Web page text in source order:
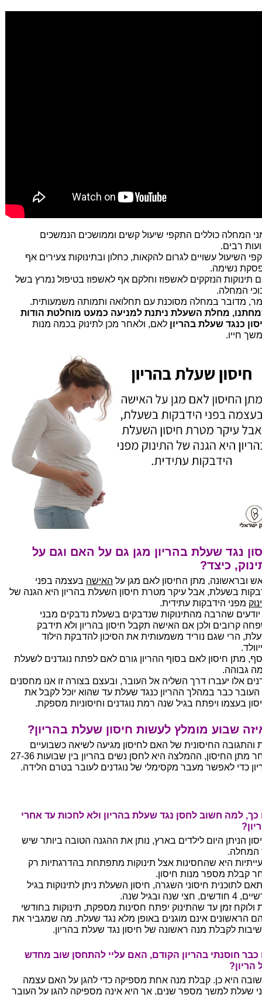
המחלה כוללים התקפי שיעול קשים וממושכים הנמשכים
רבים.
השיעול עשויים לגרום להקאות, כחלון ובתינוקות צעירים אף
נשימה.
תינוקות הנזקקים לאשפוז וחלקם אף לאשפוז בטיפול נמרץ בשל
המחלה.
מדובר במחלה מסוכנת עם תחלואה ותמותה משמעותית.
מחלת השעלת ניתנת למניעה כמעט מוחלטת הודות
כנגד שעלת בהריון לאם, ולאחר מכן לתינוק בכמה מנות
חייו.
נגד שעלת בהריון מגן גם על האם וגם על
כיצד?
ובראשונה, מתן החיסון לאם מגן על האישה בעצמה בפני
בשעלת, אבל עיקר מטרת חיסון השעלת בהריון היא הגנה של
מפני הידבקות עתידית.
יודעים שהרבה מהתינוקות שנדבקים בשעלת נדבקים מבני
קרובים ולכן אם האישה תקבל חיסון בהריון ולא תידבק
הרי שגם נוריד משמעותית את הסיכון להדבקת הילוד
מתן חיסון לאם בסוף ההריון גורם לאם לפתח נוגדנים לשעלת
גבוהה.
אלו יעברו דרך השליה אל העובר, ובעצם בצורה זו אנו מחסנים
כבר במהלך ההריון כנגד שעלת עד שהוא יוכל לקבל את
בעצמו ויפתח בגיל שנה רמת נוגדנים וחיסוניות מספקת.
שבוע מומלץ לעשות חיסון שעלת בהריון?
והתגובה החיסונית של האם לחיסון מגיעה לשיאה כשבועיים
לאחר מתן החיסון, ההמלצה היא לחסן נשים בהריון בין שבועות 27-36
כדי לאפשר מעבר מקסימלי של נוגדנים לעובר בטרם הלידה.
למה חשוב לחסן נגד שעלת בהריון ולא לחכות עד אחרי
הניתן היום לילדים בארץ, נותן את ההגנה הטובה ביותר שיש
המחלה.
היא שהחסינות אצל תינוקות מתפתחת בהדרגתיות רק
קבלת מספר מנות חיסון.
לתוכנית חיסוני השגרה, חיסון השעלת ניתן לתינוקות בגיל
חצי שנה ובגיל שנה.
ולוקח זמן עד שהתינוק יפתח חסינות מספקת, תינוקות בחודשי
הראשונים אינם מוגנים באופן מלא נגד שעלת. מה שמגביר את
לקבלת מנה ראשונה של חיסון נגד שעלת בהריון.
חוסנתי בהריון הקודם, האם עליי להתחסן שוב מחדש
הריון?
היא כן. קבלת מנה אחת מספיקה כדי להגן על האם עצמה
שעלת למשך מספר שנים, אך היא אינה מספיקה להגן על העובר